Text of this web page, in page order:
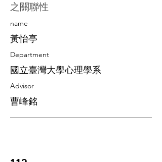
之關聯性
​name
黃怡亭
Department
國立臺灣大學心理學系
Advisor
曹峰銘